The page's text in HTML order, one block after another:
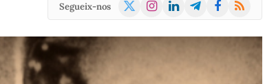
Segueix-nos
X
Instagram
LinkedInTelegramFacebook
RSS